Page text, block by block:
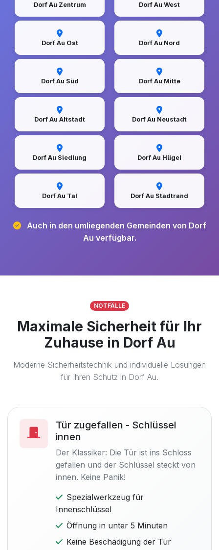
Dorf Au Zentrum Dorf Au West
Dorf Au Ost Dorf Au Nord
Dorf Au Süd Dorf Au Mitte
Dorf Au Altstadt Dorf Au Neustadt
Dorf Au Siedlung Dorf Au Hügel
Dorf Au Tal Dorf Au Stadtrand
Auch in den umliegenden Gemeinden von Dorf
Au verfügbar.
NOTFÄLLE
Maximale Sicherheit für Ihr
Zuhause in Dorf Au
Moderne Sicherheitstechnik und individuelle Lösungen
für Ihren Schutz in Dorf Au.
Tür zugefallen - Schlüssel
innen
Der Klassiker: Die Tür ist ins Schloss
gefallen und der Schlüssel steckt von
innen. Keine Panik!
Spezialwerkzeug für
Innenschlüssel
Öffnung in unter 5 Minuten
Keine Beschädigung der Tür